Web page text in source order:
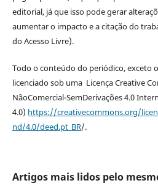
editorial, já que isso pode gerar
aumentar o impacto e a citação do
do Acesso Livre).
Todo o conteúdo do periódico, exceto
licenciado sob uma Licença Creative
NãoComercial-SemDerivações 4.0
4.0) https://creativecommons.org/
nd/4.0/deed.pt_BR/.
Artigos mais lidos pelo